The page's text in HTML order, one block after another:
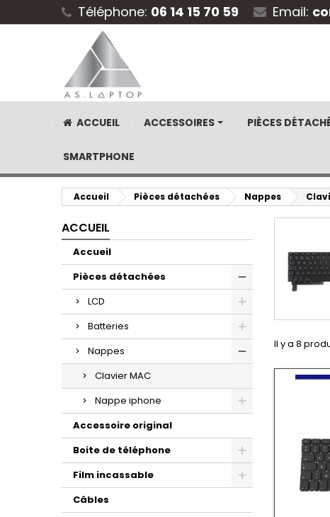
Téléphone: 06 14 15 70 59 Email:
ACCUEIL ACCESSOIRES PIÈCES
SMARTPHONE
Accueil Pièces détachées Nappes
ACCUEIL
Accueil
Pièces détachées
LCD
Batteries
Nappes
Clavier MAC
Nappe iphone
Accessoire original
Boite de téléphone
Film incassable
Câbles
Il y a 8